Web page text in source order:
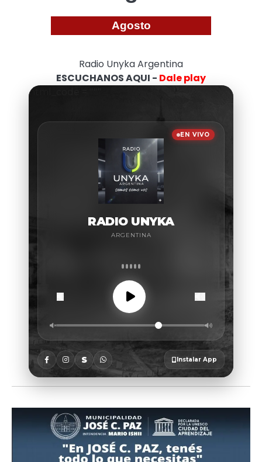
Agosto
Radio Unyka Argentina
ESCUCHANOS AQUI - Dale play